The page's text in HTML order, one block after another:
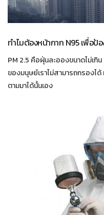
ทำไมต้องหน้ากาก N95 เพื่อป้
PM 2.5 คือฝุ่นละอองขนาดไม่เกิ
ของมนุษย์เราไม่สามารถกรองได้
ตามมาได้นั้นเอง